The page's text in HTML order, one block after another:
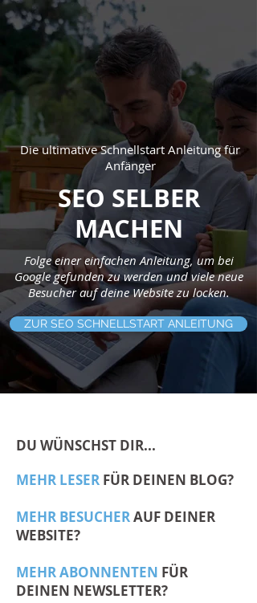
Die ultimative Schnellstart Anleitung für
Anfänger
SEO SELBER
MACHEN
Folge einer einfachen Anleitung, um bei
Google gefunden zu werden und viele neue
Besucher auf deine Website zu locken.
ZUR SEO SCHNELLSTART ANLEITUNG
DU WÜNSCHST DIR...
MEHR LESER FÜR DEINEN BLOG?
MEHR BESUCHERAUF DEINER
WEBSITE?
MEHR ABONNENTEN FÜR
DEINEN NEWSLETTER?